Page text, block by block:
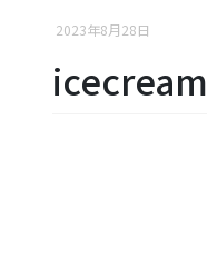
2023年8月28日
icecream